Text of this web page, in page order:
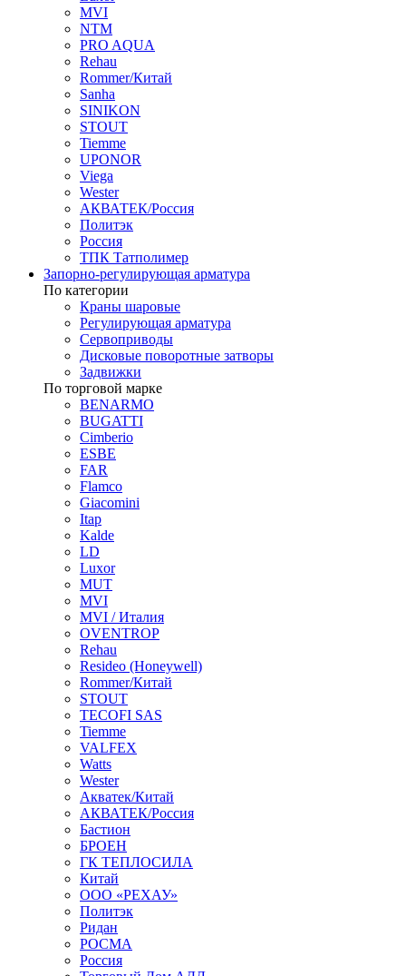
MVI
NTM
PRO AQUA
Rehau
Rommer/Китай
Sanha
SINIKON
STOUT
Tiemme
UPONOR
Viega
Wester
АКВАТЕК/Россия
Политэк
Россия
ТПК Татполимер
Запорно-регулирующая арматура
По категории
Краны шаровые
Регулирующая арматура
Сервоприводы
Дисковые поворотные затворы
Задвижки
По торговой марке
BENARMO
BUGATTI
Cimberio
ESBE
FAR
Flamco
Giacomini
Itap
Kalde
LD
Luxor
MUT
MVI
MVI / Италия
OVENTROP
Rehau
Resideo (Honeywell)
Rommer/Китай
STOUT
TECOFI SAS
Tiemme
VALFEX
Watts
Wester
Акватек/Китай
АКВАТЕК/Россия
Бастион
БРОЕН
ГК ТЕПЛОСИЛА
Китай
ООО «РЕХАУ»
Политэк
Ридан
РОСМА
Россия